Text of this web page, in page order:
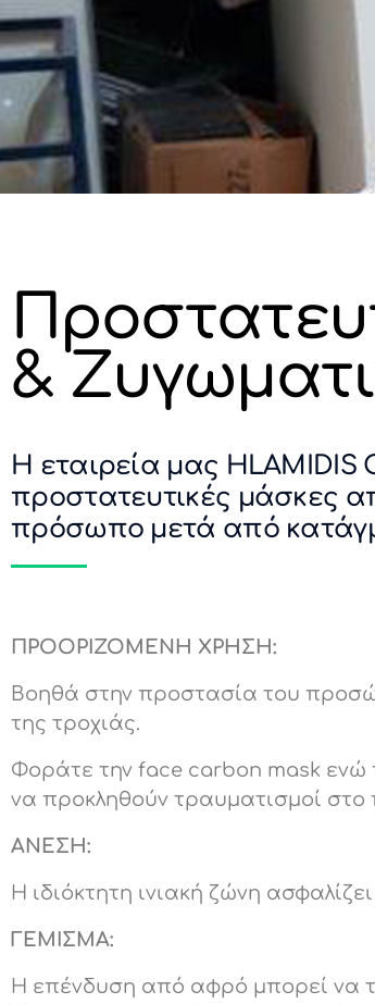
&
Η εταιρεία μας HLAMIDIS
προστατευτικές μάσκες
πρόσωπο μετά από
ΠΡΟΟΡΙΖΟΜΕΝΗ ΧΡΗΣΗ:
Βοηθά στην προστασία του
της τροχιάς.
Φοράτε την face carbon mask ενώ
να προκληθούν τραυματισμοί
ΑΝΕΣΗ:
Η ιδιόκτητη ινιακή ζώνη
ΓΕΜΙΣΜΑ:
Η επένδυση από αφρό μπορεί να